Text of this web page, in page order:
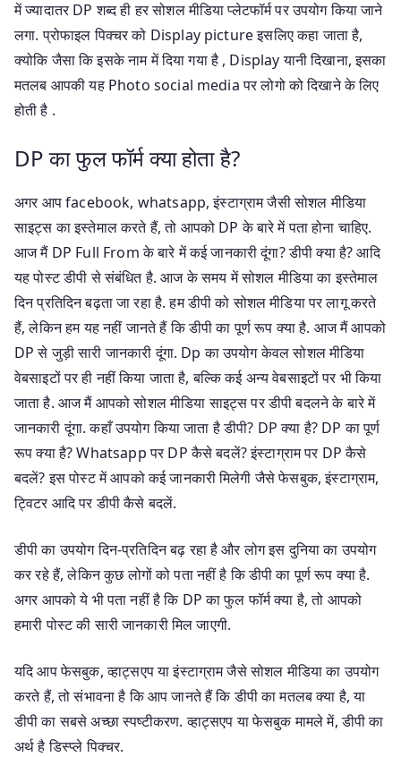
में ज्यादातर DP शब्द ही हर सोशल मीडिया प्लेटफॉर्म पर उपयोग किया जाने
लगा. प्रोफाइल पिक्चर को Display picture इसलिए कहा जाता है,
क्योकि जैसा कि इसके नाम में दिया गया है , Display यानी दिखाना, इसका
मतलब आपकी यह Photo social media पर लोगो को दिखाने के लिए
होती है .
DP का फुल फॉर्म क्या होता है?
अगर आप facebook, whatsapp, इंस्टाग्राम जैसी सोशल मीडिया
साइट्स का इस्तेमाल करते हैं, तो आपको DP के बारे में पता होना चाहिए.
आज मैं DP Full From के बारे में कई जानकारी दूंगा? डीपी क्या है? आदि
यह पोस्ट डीपी से संबंधित है. आज के समय में सोशल मीडिया का इस्तेमाल
दिन प्रतिदिन बढ़ता जा रहा है. हम डीपी को सोशल मीडिया पर लागू करते
हैं, लेकिन हम यह नहीं जानते हैं कि डीपी का पूर्ण रूप क्या है. आज मैं आपको
DP से जुड़ी सारी जानकारी दूंगा. Dp का उपयोग केवल सोशल मीडिया
वेबसाइटों पर ही नहीं किया जाता है, बल्कि कई अन्य वेबसाइटों पर भी किया
जाता है. आज मैं आपको सोशल मीडिया साइट्स पर डीपी बदलने के बारे में
जानकारी दूंगा. कहाँ उपयोग किया जाता है डीपी? DP क्या है? DP का पूर्ण
रूप क्या है? Whatsapp पर DP कैसे बदलें? इंस्टाग्राम पर DP कैसे
बदलें? इस पोस्ट में आपको कई जानकारी मिलेगी जैसे फेसबुक, इंस्टाग्राम,
ट्विटर आदि पर डीपी कैसे बदलें.
डीपी का उपयोग दिन-प्रतिदिन बढ़ रहा है और लोग इस दुनिया का उपयोग
कर रहे हैं, लेकिन कुछ लोगों को पता नहीं है कि डीपी का पूर्ण रूप क्या है.
अगर आपको ये भी पता नहीं है कि DP का फुल फॉर्म क्या है, तो आपको
हमारी पोस्ट की सारी जानकारी मिल जाएगी.
यदि आप फेसबुक, व्हाट्सएप या इंस्टाग्राम जैसे सोशल मीडिया का उपयोग
करते हैं, तो संभावना है कि आप जानते हैं कि डीपी का मतलब क्या है, या
डीपी का सबसे अच्छा स्पष्टीकरण. व्हाट्सएप या फेसबुक मामले में, डीपी का
अर्थ है डिस्प्ले पिक्चर.